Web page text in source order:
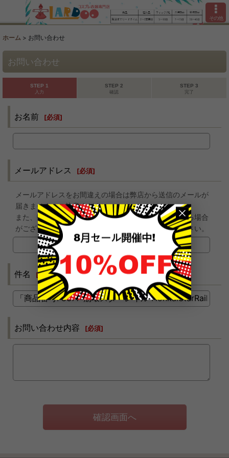
その他
ホーム > お問い合わせ
お問い合わせ
STEP 1
入力
STEP 2
確認
STEP 3
完了
お名前 [必須]
メールアドレス [必須]
メールアドレスをお間違えの場合は弊店から送信のメールが
届きません、ご注意ください。
また、弊店からのお返事が迷惑メールとして処理される場合
がございますので、迷惑メールフォルダもご確認ください。
件名 [必須]
お問い合わせ内容 [必須]
確認画面へ